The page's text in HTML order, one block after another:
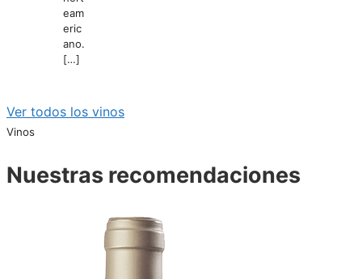
eam
eric
ano.
[…]
Ver todos los vinos
Vinos
Nuestras recomendaciones